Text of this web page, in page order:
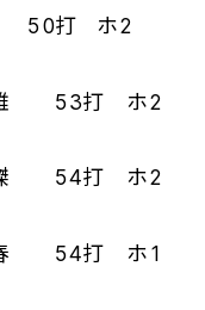
打 ホ2
53打 ホ2
54打 ホ2
54打 ホ1